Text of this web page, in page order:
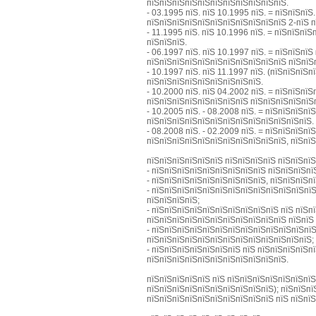
пїЅпїЅпїЅпїЅпїЅпїЅпїЅпїЅпїЅпїЅпїЅ.
- 03.1995 пїЅ. пїЅ 10.1995 пїЅ. = пїЅпїЅпїЅ.
пїЅпїЅпїЅпїЅпїЅпїЅпїЅпїЅпїЅпїЅпїЅ 2-пїЅ
- 11.1995 пїЅ. пїЅ 10.1996 пїЅ. =
пїЅпїЅпїЅ.
- 06.1997 пїЅ. пїЅ 10.1997 пїЅ. = пїЅпїЅпїЅ
пїЅпїЅпїЅпїЅпїЅпїЅпїЅпїЅпїЅпїЅпїЅ
- 10.1997 пїЅ. пїЅ 11.1997 пїЅ.
пїЅпїЅпїЅпїЅпїЅпїЅпїЅпїЅпїЅ.
- 10.2000 пїЅ. пїЅ 04.2002 пїЅ. =
пїЅпїЅпїЅпїЅпїЅпїЅпїЅпїЅ
- 10.2005 пїЅ. - 08.2008 пїЅ. =
пїЅпїЅпїЅпїЅпїЅпїЅпїЅпїЅпїЅпїЅпїЅпїЅпїЅ.
- 08.2008 пїЅ. - 02.2009 пїЅ. =
пїЅпїЅпїЅпїЅпїЅпїЅпїЅпїЅпїЅпїЅпїЅ,
пїЅпїЅпїЅпїЅпїЅпїЅ пїЅпїЅпїЅпїЅ
- пїЅпїЅпїЅпїЅпїЅпїЅпїЅпїЅпїЅ
- пїЅпїЅпїЅпїЅпїЅпїЅпїЅпїЅпїЅ,
-
пїЅпїЅпїЅпїЅ;
- пїЅпїЅпїЅпїЅпїЅпїЅпїЅпїЅпїЅпїЅ пїЅ
пїЅпїЅпїЅпїЅпїЅпїЅпїЅпїЅпїЅпїЅпїЅ
-
пїЅпїЅпїЅпїЅпїЅпїЅпїЅпїЅпїЅпїЅпїЅпїЅпїЅ;
- пїЅпїЅпїЅпїЅпїЅпїЅпїЅ пїЅ
пїЅпїЅпїЅпїЅпїЅпїЅпїЅпїЅпїЅпїЅпїЅ.
пїЅпїЅпїЅпїЅпїЅ пїЅ
пїЅпїЅпїЅпїЅпїЅпїЅпїЅпїЅпїЅпїЅ);
пїЅпїЅпїЅпїЅпїЅпїЅпїЅпїЅпїЅпїЅ пїЅ